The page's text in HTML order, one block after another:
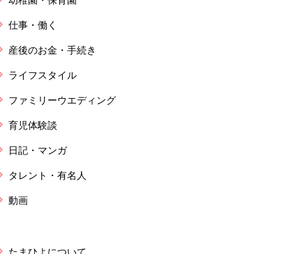
仕事・働く
産後のお金・手続き
ライフスタイル
ファミリーウエディング
育児体験談
日記・マンガ
タレント・有名人
動画